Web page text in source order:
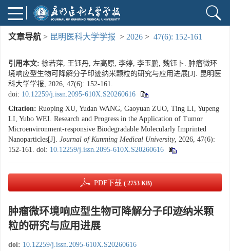
文章导航 > 昆明医科大学学报 > 2026 > 47(6): 152-161
引用本文: 徐若萍, 王钰丹, 左高原, 李婷, 李玉鹏, 魏钰卜. 肿瘤微环
境响应型生物可降解分子印迹纳米颗粒的研究与应用进展[J]. 昆明医
科大学学报, 2026, 47(6): 152-161.
doi: 10.12259/j.issn.2095-610X.S20260616
Citation: Ruoping XU, Yudan WANG, Gaoyuan ZUO, Ting LI, Yupeng
LI, Yubo WEI. Research and Progress in the Application of Tumor
Microenvironment-responsive Biodegradable Molecularly Imprinted
Nanoparticles[J]. Journal of Kunming Medical University, 2026, 47(6):
152-161. doi: 10.12259/j.issn.2095-610X.S20260616
PDF下载 ( 2753 KB)
肿瘤微环境响应型生物可降解分子印迹纳米颗
粒的研究与应用进展
doi: 10.12259/j.issn.2095-610X.S20260616